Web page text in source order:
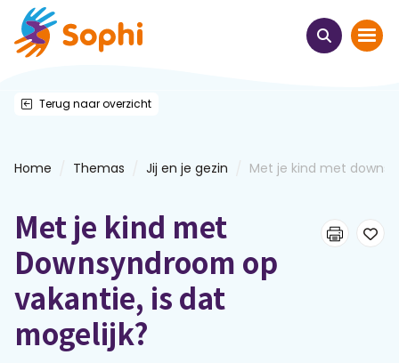
Thema's
Leren & ontmoeten
Webinars
E-learnings
Terug naar overzicht
Home Themas Jij en je gezin Met je kind met
Met je kind met
Downsyndroom op
vakantie, is dat
mogelijk?